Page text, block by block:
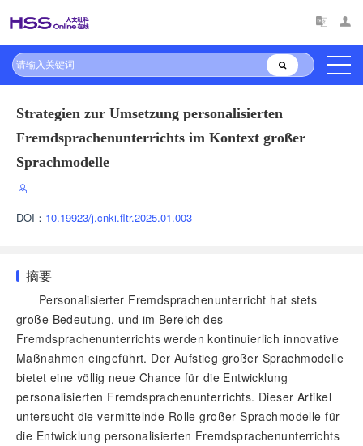
Strategien zur Umsetzung personalisierten
Fremdsprachenunterrichts im Kontext großer
Sprachmodelle
DOI： 10.19923/j.cnki.fltr.2025.01.003
摘要
Personalisierter Fremdsprachenunterricht hat stets
große Bedeutung, und im Bereich des
Fremdsprachenunterrichts werden kontinuierlich innovative
Maßnahmen eingeführt. Der Aufstieg großer Sprachmodelle
bietet eine völlig neue Chance für die Entwicklung
personalisierten Fremdsprachenunterrichts. Dieser Artikel
untersucht die vermittelnde Rolle großer Sprachmodelle für
die Entwicklung personalisierten Fremdsprachenunterrichts